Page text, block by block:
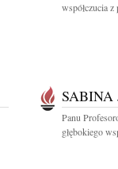
współczucia
SABINA
Panu
głębokiego